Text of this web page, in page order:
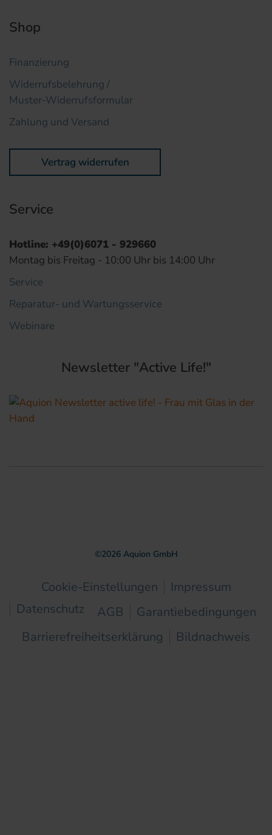
Shop
Finanzierung
Widerrufsbelehrung /
Muster-Widerrufsformular
Zahlung und Versand
Vertrag widerrufen
Service
Hotline: +49(0)6071 - 929660
Montag bis Freitag - 10:00 Uhr bis 14:00 Uhr
Service
Reparatur- und Wartungsservice
Webinare
Newsletter "Active Life!"
©2026Aquion GmbH
Cookie-Einstellungen
Impressum
Datenschutz
AGB
Garantiebedingungen
Barrierefreiheitserklärung
Bildnachweis